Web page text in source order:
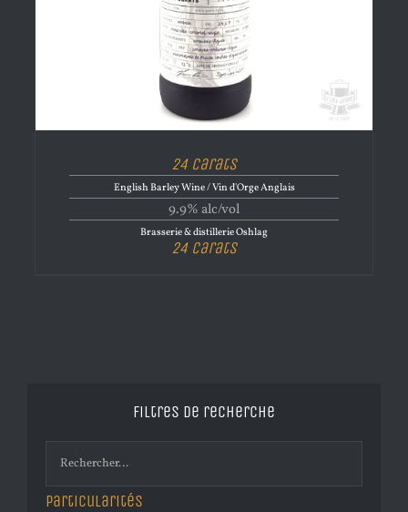
24 Carats
English Barley Wine / Vin d'Orge Anglais
9.9% alc/vol
Brasserie & distillerie Oshlag
24 Carats
Filtres de recherche
Particularités